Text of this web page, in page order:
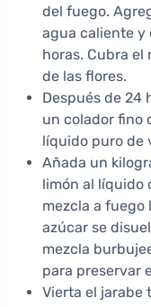
del fuego.
agua caliente y
horas. Cubra el
de las flores.
Después de 24
un colador fino
líquido puro de
Añada un
limón al líquido
mezcla a fuego
azúcar se
mezcla
para preservar
Vierta el jarabe